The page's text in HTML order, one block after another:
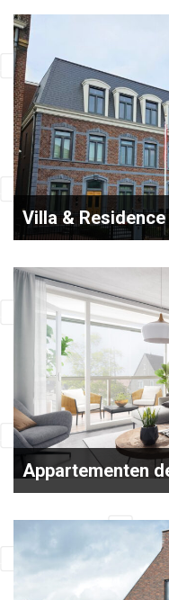
Villa &
In het hart van Best
Repos gerealiseerd.
Appartementen
Aan de